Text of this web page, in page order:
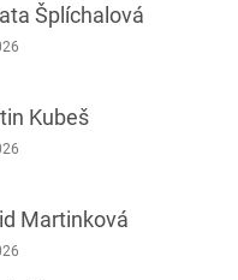
Šplíchalová
obchodu je 5 z 5 hvězdiček.
Kubeš
obchodu je 5 z 5 hvězdiček.
Martinková
obchodu je 5 z 5 hvězdiček.